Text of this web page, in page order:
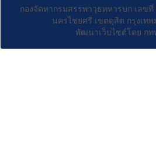
กองจัดหากรมสรรพาวุธทหารบก เลข
นครไชยศรี เขตดุสิต กรุงเท
พัฒนาเว็บไซต์โดย ก